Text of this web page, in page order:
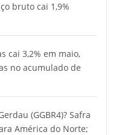
bruto cai 1,9%
cai 3,2% em maio,
no acumulado de
(GGBR4)? Safra
América do Norte;